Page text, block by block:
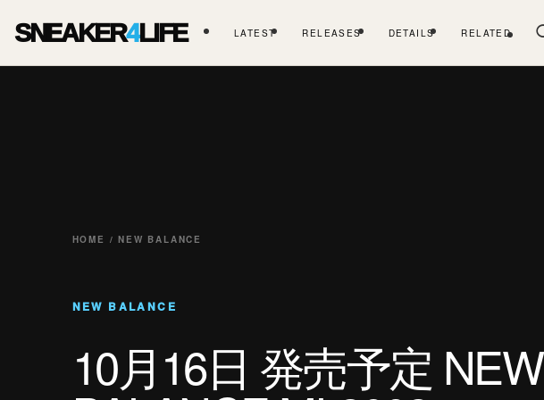
SNEAKER4LIFE LATEST RELEASES DETAILS RELATED
HOME / NEW BALANCE
NEW BALANCE
10月16日 発売予定 NEW